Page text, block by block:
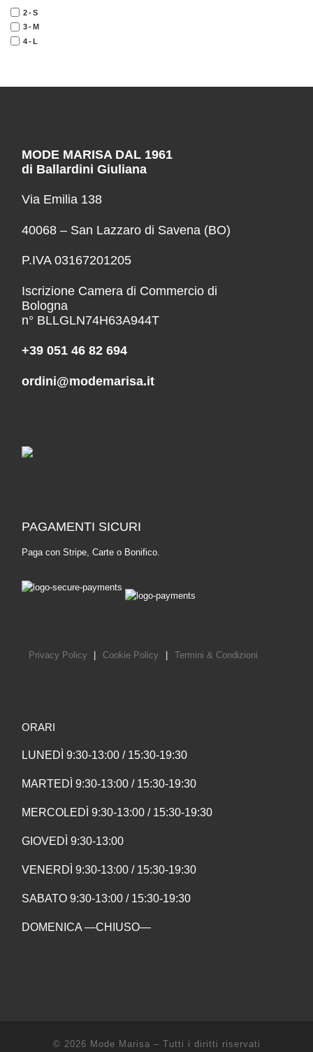
2-S
3-M
4-L
MODE MARISA DAL 1961
di Ballardini Giuliana
Via Emilia 138
40068 – San Lazzaro di Savena (BO)
P.IVA 03167201205
Iscrizione Camera di Commercio di
Bologna
n° BLLGLN74H63A944T
+39 051 46 82 694
ordini@modemarisa.it
PAGAMENTI SICURI
Paga con Stripe, Carte o Bonifico.
Privacy Policy Cookie Policy Termini & Condizioni
ORARI
LUNEDÌ 9:30-13:00 / 15:30-19:30
MARTEDÌ 9:30-13:00 / 15:30-19:30
MERCOLEDÌ 9:30-13:00 / 15:30-19:30
GIOVEDÌ 9:30-13:00
VENERDÌ 9:30-13:00 / 15:30-19:30
SABATO 9:30-13:00 / 15:30-19:30
DOMENICA —CHIUSO—
© 2026 Mode Marisa – Tutti i diritti riservati